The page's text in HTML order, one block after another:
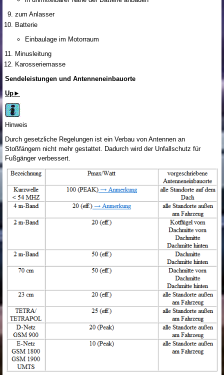
zum Anlasser
Batterie
Einbaulage im Motorraum
Minusleitung
Karosseriemasse
Sendeleistungen und Antenneneinbauorte
Up►
Hinweis
Durch gesetzliche Regelungen ist ein Verbau von Antennen an
Stoßfängern nicht mehr gestattet. Dadurch wird der Unfallschutz für
Fußgänger verbessert.